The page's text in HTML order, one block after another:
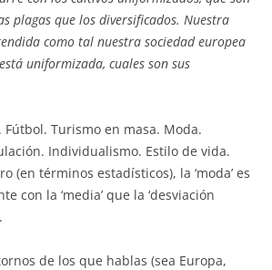
plagas que los diversificados. Nuestra
como tal nuestra sociedad europea
uniformizada, cuales son sus
Turismo en masa. Moda.
Individualismo. Estilo de vida.
(en términos estadísticos), la ‘moda’ es
con la ‘media’ que la ‘desviación
de los que hablas (sea Europa,